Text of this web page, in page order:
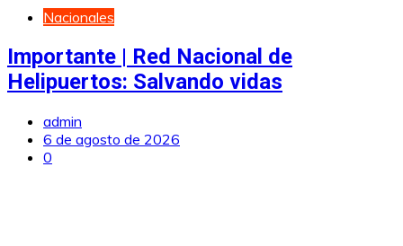
Nacionales
Importante | Red Nacional de
Helipuertos: Salvando vidas
admin
6 de agosto de 2026
0